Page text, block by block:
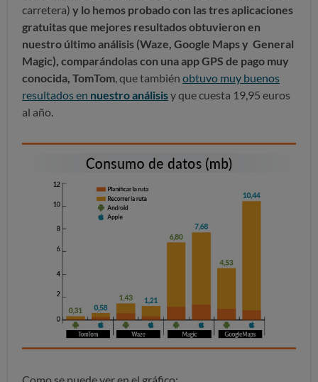
carretera) y lo hemos probado con las tres aplicaciones
gratuitas que mejores resultados obtuvieron en
nuestro último análisis (Waze, Google Maps y General
Magic), comparándolas con una app GPS de pago muy
conocida, TomTom , que también obtuvo muy buenos
resultados en nuestro análisisy que cuesta 19,95 euros
al año.
Como se puede ver en el gráfico: